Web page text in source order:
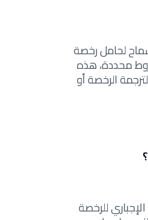
لحامل رخصة
محددة، هذه
الرخصة أو
للرخصة